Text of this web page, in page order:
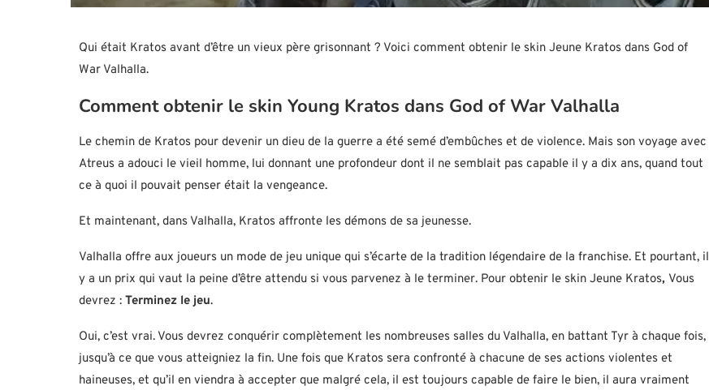
Qui était Kratos avant d’être un vieux père grisonnant ? Voici comment obtenir le skin Jeune Kratos dans God of
War Valhalla.
Comment obtenir le skin Young Kratos dans God of War Valhalla
Le chemin de Kratos pour devenir un dieu de la guerre a été semé d’embûches et de violence. Mais son voyage avec
Atreus a adouci le vieil homme, lui donnant une profondeur dont il ne semblait pas capable il y a dix ans, quand tout
ce à quoi il pouvait penser était la vengeance.
Et maintenant, dans Valhalla, Kratos affronte les démons de sa jeunesse.
Valhalla offre aux joueurs un mode de jeu unique qui s’écarte de la tradition légendaire de la franchise. Et pourtant, il
y a un prix qui vaut la peine d’être attendu si vous parvenez à le terminer. Pour obtenir le skin Jeune Kratos, Vous
devrez : Terminez le jeu.
Oui, c’est vrai. Vous devrez conquérir complètement les nombreuses salles du Valhalla, en battant Tyr à chaque fois,
jusqu’à ce que vous atteigniez la fin. Une fois que Kratos sera confronté à chacune de ses actions violentes et
haineuses, et qu’il en viendra à accepter que malgré cela, il est toujours capable de faire le bien, il aura vraiment